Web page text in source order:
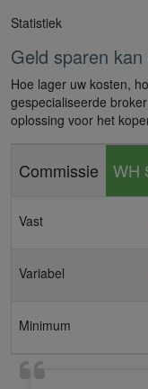
Statistiek
Geld sparen
Hoe lager uw kosten,
gespecialiseerde
oplossing voor het
Commissie WH
Vast
Variabel
Minimum